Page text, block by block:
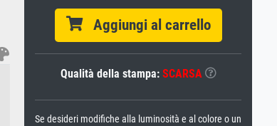
Aggiungi al carrello
Qualità della stampa: SCARSA
Se desideri modifiche alla luminosità e al colore o un